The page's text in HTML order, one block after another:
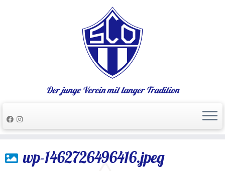
Inhalt
Der junge Verein mit langer Tradition
wp-1462726496416.jpeg